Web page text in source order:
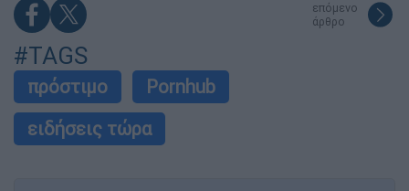
επόμενο
άρθρο
#TAGS
πρόστιμο
Pornhub
ειδήσεις τώρα